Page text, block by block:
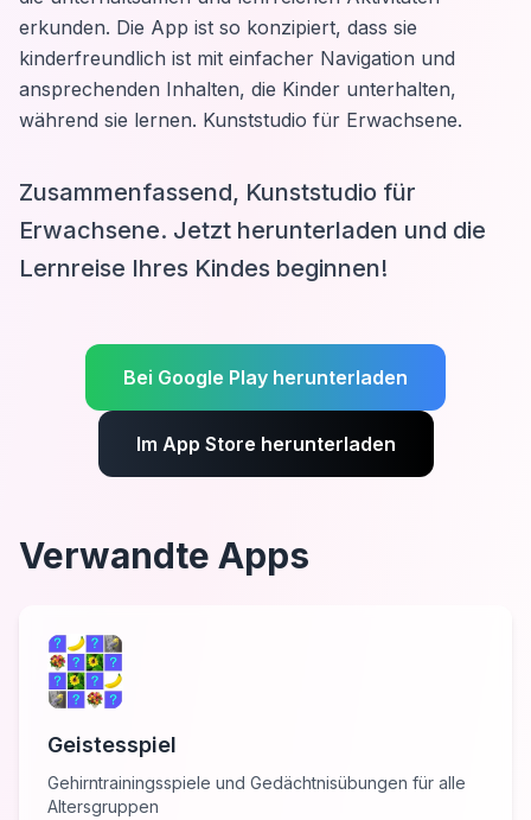
erkunden. Die App ist so konzipiert, dass sie
kinderfreundlich ist mit einfacher Navigation und
ansprechenden Inhalten, die Kinder unterhalten,
während sie lernen. Kunststudio für Erwachsene.
Zusammenfassend, Kunststudio für
Erwachsene. Jetzt herunterladen und die
Lernreise Ihres Kindes beginnen!
Bei Google Play herunterladen
Im App Store herunterladen
Verwandte Apps
Geistesspiel
Gehirntrainingsspiele und Gedächtnisübungen für alle
Altersgruppen